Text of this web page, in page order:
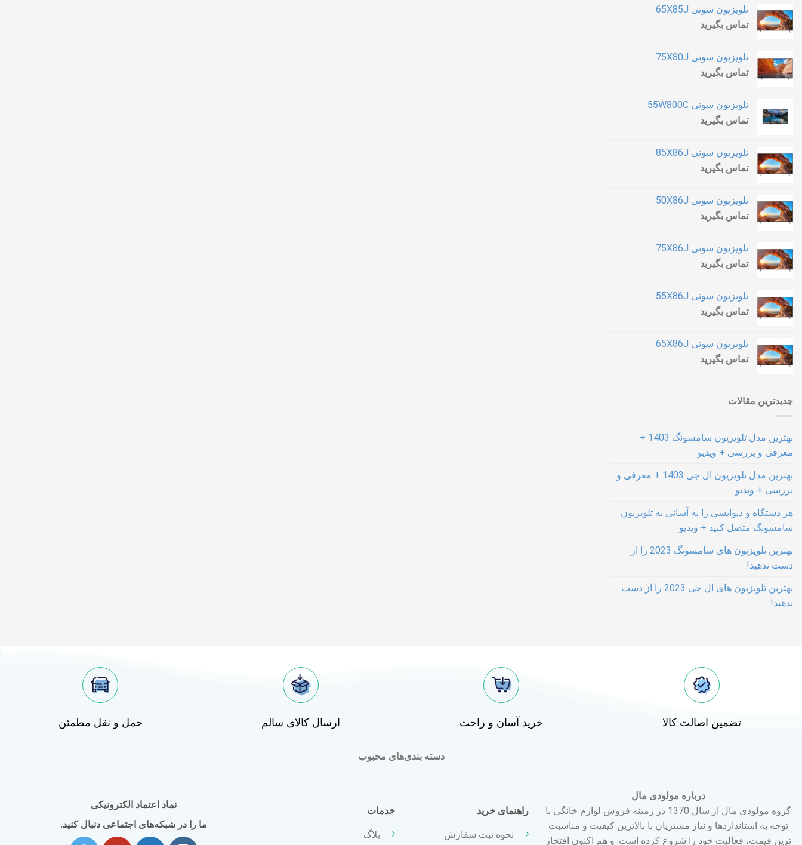
تلویزیون سونی 65X85J
تماس بگیرید
تلویزیون سونی 75X80J
تماس بگیرید
تلویزیون سونی 55W800C
تماس بگیرید
تلویزیون سونی 85X86J
تماس بگیرید
تلویزیون سونی 50X86J
تماس بگیرید
تلویزیون سونی 75X86J
تماس بگیرید
تلویزیون سونی 55X86J
تماس بگیرید
تلویزیون سونی 65X86J
تماس بگیرید
جدیدترین مقالات
بهترین مدل تلویزیون سامسونگ 1403 +
معرفی و بررسی + ویدیو
بهترین مدل تلویزیون ال جی 1403 + معرفی و
بررسی + ویدیو
هر دستگاه و دیوایسی را به آسانی به تلویزیون
سامسونگ متصل کنید + ویدیو
بهترین تلویزیون های سامسونگ 2023 را از
دست ندهید!
بهترین تلویزیون های ال جی 2023 را از دست
ندهید!
تضمین اصالت کالا خرید آسان و راحت ارسال کالای سالم حمل و نقل مطمئن
دسته بندی‌های محبوب
درباره مولودی مال
گروه مولودی مال از سال 1370 در زمینه فروش لوازم خانگی با
توجه به استانداردها و نیاز مشتریان با بالاترین کیفیت و مناسبت
ترین قیمت، فعالیت خود را شروع کرده است. و هم اکنون افتخار
راهنمای خرید
نحوه ثبت سفارش
خدمات
بلاگ
نماد اعتماد الکترونیکی
ما را در شبکه‌های اجتماعی دنبال کنید.